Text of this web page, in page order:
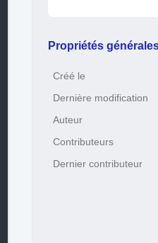
Propriétés
Créé le
Dernière modification
Auteur
Contributeurs
Dernier contributeur